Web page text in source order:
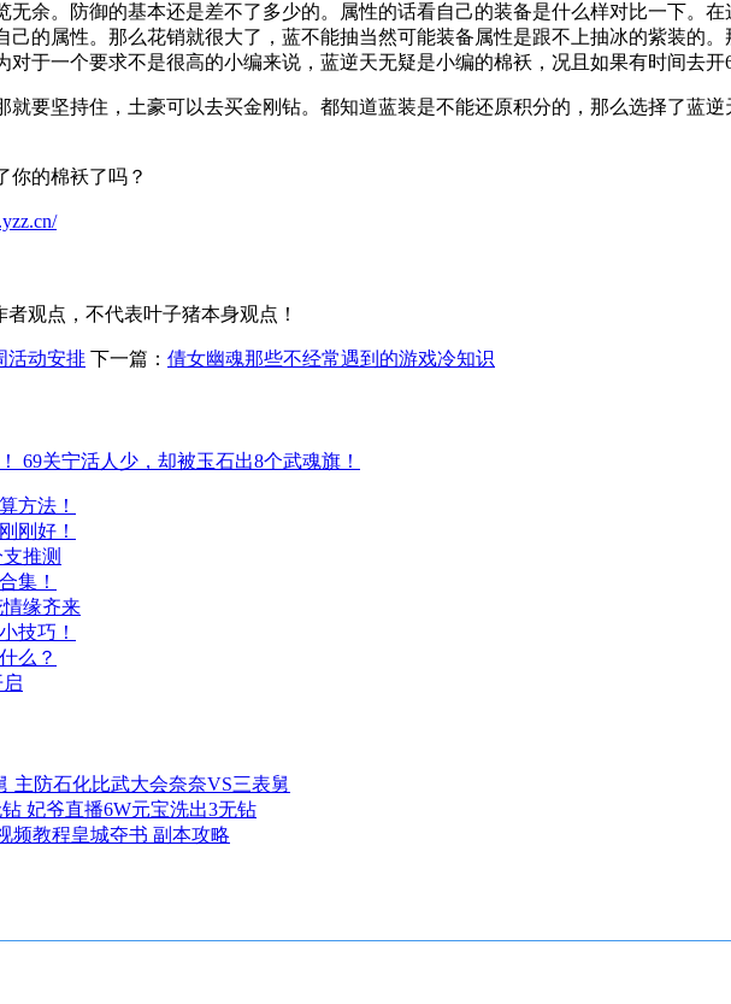
余。防御的基本还是差不了多少的。属性的话看自己的装备是什么样对比一下。
己的属性。那么花销就很大了，蓝不能抽当然可能装备属性是跟不上抽冰的紫装的
于一个要求不是很高的小编来说，蓝逆天无疑是小编的棉袄，况且如果有时间去开
坚持住，土豪可以去买金刚钻。都知道蓝装是不能还原积分的，那么选择了蓝逆
的棉袄了吗？
观点，不代表叶子猪本身观点！
活动安排 下一篇： 倩女幽魂那些不经常遇到的游戏冷知识
69关宁活人少，却被玉石出8个武魂旗！
方法！
刚好！
推测
集！
缘齐来
技巧！
么？
比武大会奈奈VS三表舅
6W元宝洗出3无钻
皇城夺书 副本攻略